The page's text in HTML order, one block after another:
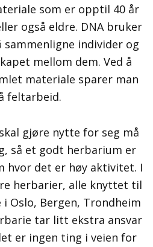
som er opptil 40 år
også eldre. DNA bruker
individer og
mellom dem. Ved å
materiale sparer man
feltarbeid.
gjøre nytte for seg må
så et godt herbarium er
hvor det er høy aktivitet. I
herbarier, alle knyttet til
Oslo, Bergen, Trondheim
tar litt ekstra ansvar
er ingen ting i veien for